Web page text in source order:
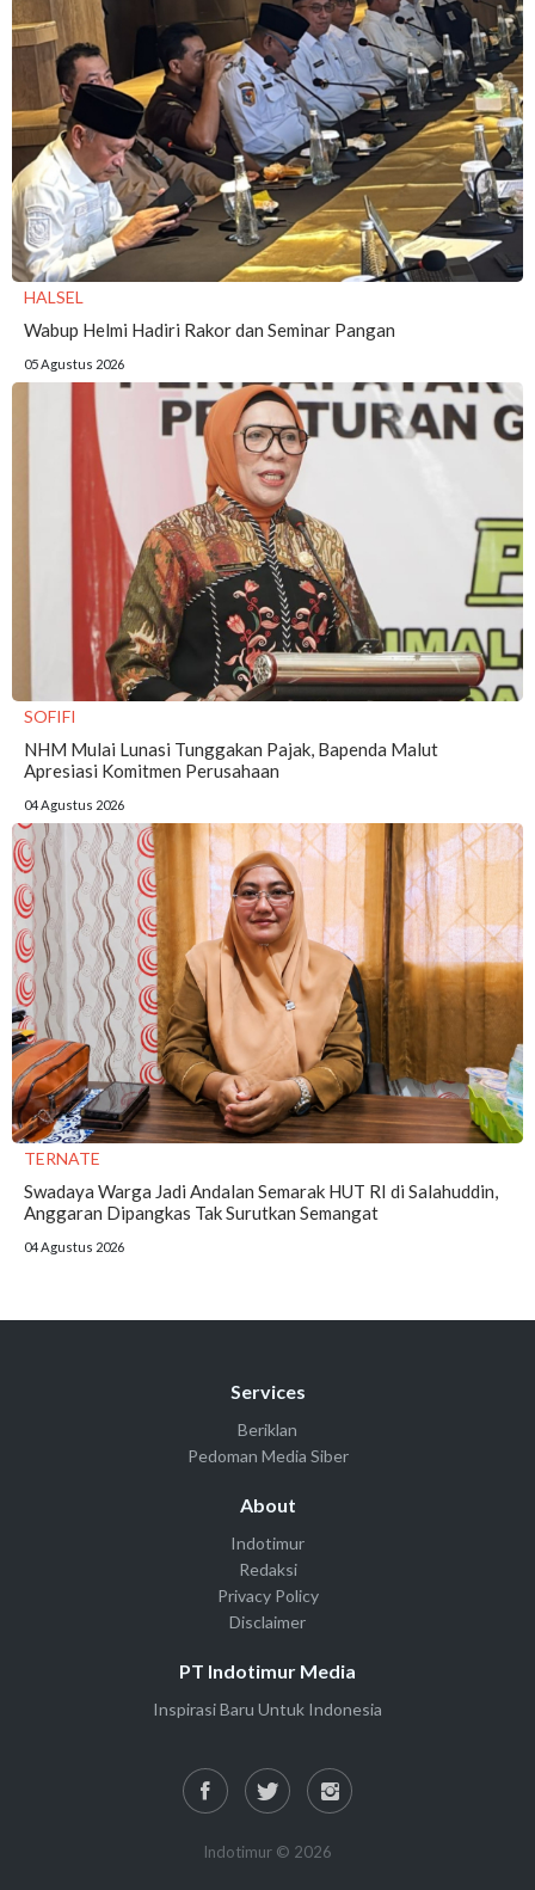
HALSEL
Wabup Helmi Hadiri Rakor dan Seminar Pangan
05 Agustus 2026
SOFIFI
NHM Mulai Lunasi Tunggakan Pajak, Bapenda Malut
Apresiasi Komitmen Perusahaan
04 Agustus 2026
TERNATE
Swadaya Warga Jadi Andalan Semarak HUT RI di Salahuddin,
Anggaran Dipangkas Tak Surutkan Semangat
04 Agustus 2026
Services
Beriklan
Pedoman Media Siber
About
Indotimur
Redaksi
Privacy Policy
Disclaimer
PT Indotimur Media
Inspirasi Baru Untuk Indonesia
Indotimur © 2026